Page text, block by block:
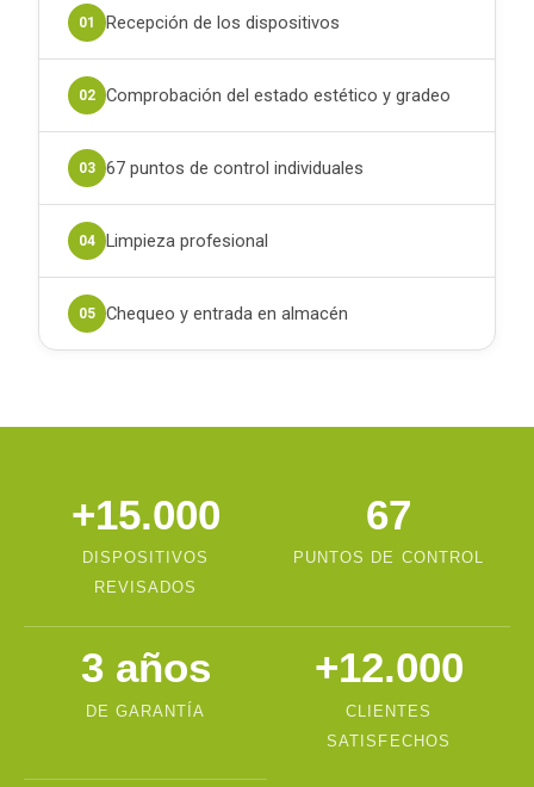
01 Recepción de los dispositivos
02 Comprobación del estado estético y gradeo
03 67 puntos de control individuales
04 Limpieza profesional
05 Chequeo y entrada en almacén
+15.000
DISPOSITIVOS
REVISADOS
67
PUNTOS DE CONTROL
3 años
DE GARANTÍA
+12.000
CLIENTES
SATISFECHOS